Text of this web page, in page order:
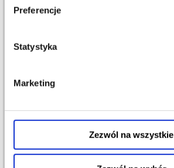
Preferencje
Statystyka
Marketing
Zezwól na wszystkie
PANI DOUBTFIRE
Teatr Muzyczny w Poznaniu
info